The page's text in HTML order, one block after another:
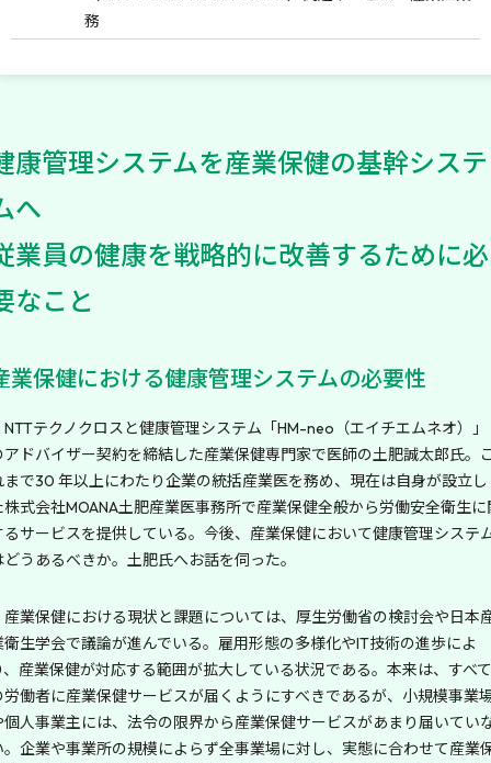
務
康管理システムを産業保健の基幹システ
へ
業員の健康を戦略的に改善するために必
なこと
業保健における健康管理システムの必要性
NTTテクノクロスと健康管理システム「HM-neo（エイチエムネオ）」
アドバイザー契約を締結した産業保健専門家で医師の土肥誠太郎氏。
まで30 年以上にわたり企業の統括産業医を務め、現在は自身が設立し
株式会社MOANA土肥産業医事務所で産業保健全般から労働安全衛生に
るサービスを提供している。今後、産業保健において健康管理システ
どうあるべきか。土肥氏へお話を伺った。
産業保健における現状と課題については、厚生労働省の検討会や日本
衛生学会で議論が進んでいる。雇用形態の多様化やIT技術の進歩によ
、産業保健が対応する範囲が拡大している状況である。本来は、すべて
労働者に産業保健サービスが届くようにすべきであるが、小規模事業
個人事業主には、法令の限界から産業保健サービスがあまり届いてい
。企業や事業所の規模によらず全事業場に対し、実態に合わせて産業